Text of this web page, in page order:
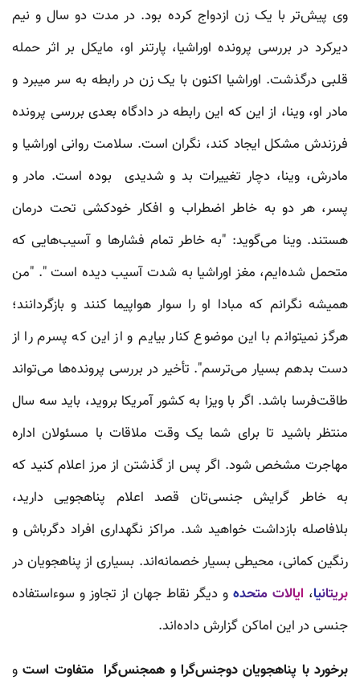
وی پیش‌تر با یک زن ازدواج کرده بود. در مدت دو سال و نیم
دیرکرد در بررسی پرونده اوراشیا، پارتنر او، مایکل بر اثر حمله
قلبی درگذشت. اوراشیا اکنون با یک زن در رابطه به سر میبرد و
مادر او، وینا، از این که این رابطه در دادگاه بعدی بررسی پرونده
فرزندش مشکل ایجاد کند، نگران است. سلامت روانی اوراشیا و
مادرش، وینا، دچار تغییرات بد و شدیدی بوده است. مادر و
پسر، هر دو به خاطر اضطراب و افکار خودکشی تحت درمان
هستند. وینا می‌گوید: "به خاطر تمام فشارها و آسیب‌هایی که
متحمل شده‌ا‌یم، مغز اوراشیا به شدت آسیب دیده است ". "من
همیشه نگرانم که مبادا او را سوار هواپیما کنند و بازگردانند؛
هرگز نمیتوانم با این موضوع کنار بیایم و از این که پسرم را از
دست بدهم بسیار می‌ترسم". تأخیر در بررسی پرونده‌ها می‌تواند
طاقت‌فرسا باشد. اگر با ویزا به کشور آمریکا بروید، باید سه سال
منتظر باشید تا برای شما یک وقت ملاقات با مسئولان اداره
مهاجرت مشخص شود. اگر پس از گذشتن از مرز اعلام کنید که
به خاطر گرایش جنسی‌تان قصد اعلام پناهجویی دارید،
بلافاصله بازداشت خواهید شد. مراکز نگهداری افراد دگرباش و
رنگین کمانی، محیطی بسیار خصمانه‌اند. بسیاری از پناهجویان در
بریتانیا، ایالات متحده و دیگر نقاط جهان از تجاوز و سوءاستفاده
جنسی در این اماکن گزارش داده‌اند.
برخورد با پناهجویان دوجنس‌گرا و همجنس‌‌گرا متفاوت‌ است و